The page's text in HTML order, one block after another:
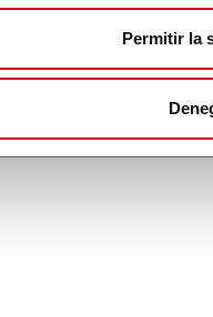
Permitir la